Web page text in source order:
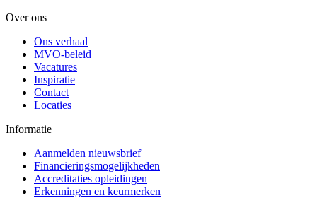
Over ons
Ons verhaal
MVO-beleid
Vacatures
Inspiratie
Contact
Locaties
Informatie
Aanmelden nieuwsbrief
Financieringsmogelijkheden
Accreditaties opleidingen
Erkenningen en keurmerken